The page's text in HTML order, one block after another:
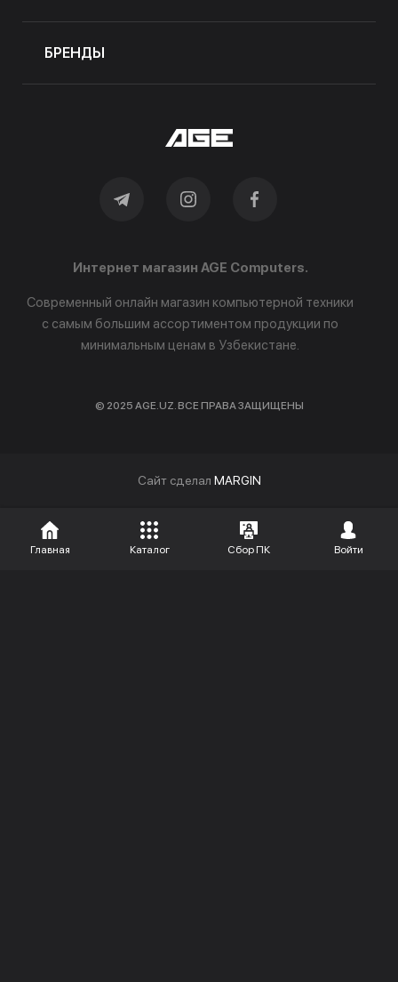
БРЕНДЫ
Интернет магазин AGE Computers.
Современный онлайн магазин компьютерной техники
с самым большим ассортиментом продукции по
минимальным ценам в Узбекистане.
© 2025 AGE.UZ. ВСЕ ПРАВА ЗАЩИЩЕНЫ
Cайт сделал MARGIN
Главная Каталог Сбор ПК Войти